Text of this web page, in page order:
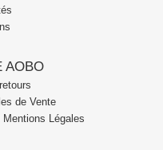
AOBO
de Vente
Légales